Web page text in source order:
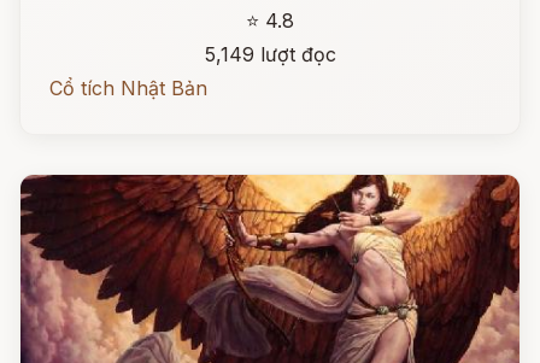
⭐ 4.8
5,149 lượt đọc
Cổ tích Nhật Bản